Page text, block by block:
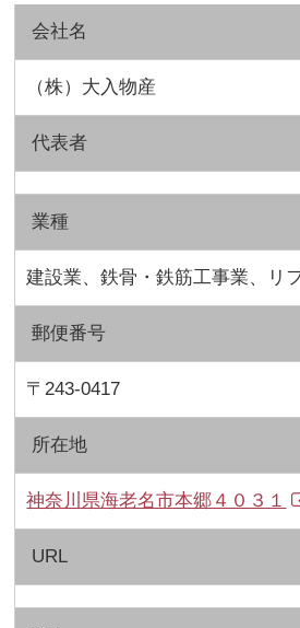
会社名
（株）大入物産
代表者
業種
建設業、鉄骨・鉄筋工事業、リ
郵便番号
〒243-0417
所在地
神奈川県海老名市本郷４０３１
URL